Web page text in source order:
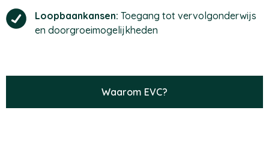
Loopbaankansen: Toegang tot vervolgonderwijs
en doorgroeimogelijkheden
Waarom EVC?